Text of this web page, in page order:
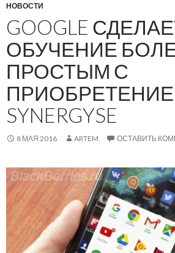
НОВОСТИ
GOOGLE
ОБУЧЕНИЕ
ПРОСТЫМ С
SYNERGYSE
8 МАЯ 2016 ARTEM ОСТАВИТЬ